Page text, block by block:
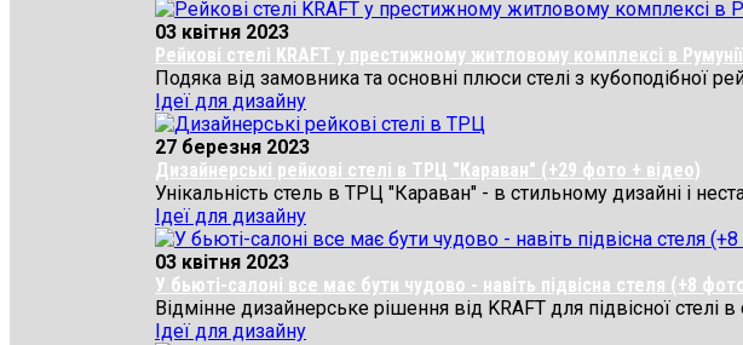
03 квітня 2023
Рейкові стелі KRAFT у престижному житловому комплексі в
Подяка від замовника та основні плюси стелі з кубоподібної
Ідеї для дизайну
27 березня 2023
Дизайнерські рейкові стелі в ТРЦ "Караван" (+29 фото + відео)
Унікальність стель в ТРЦ "Караван" - в стильному дизайні і
Ідеї для дизайну
03 квітня 2023
У бьюті-салоні все має бути чудово - навіть підвісна стеля (+8
Відмінне дизайнерське рішення від KRAFT для підвісної стелі в
Ідеї для дизайну